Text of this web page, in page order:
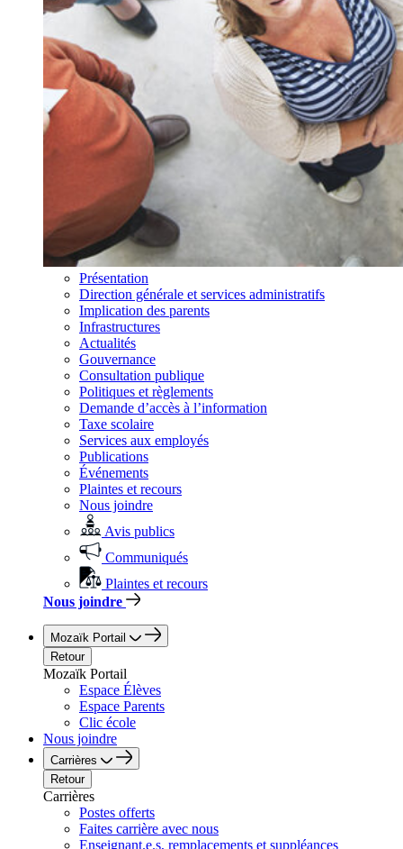
Présentation
Direction générale et services administratifs
Implication des parents
Infrastructures
Actualités
Gouvernance
Consultation publique
Politiques et règlements
Demande d’accès à l’information
Taxe scolaire
Services aux employés
Publications
Événements
Plaintes et recours
Nous joindre
Avis publics
Communiqués
Plaintes et recours
Nous joindre
Mozaïk Portail
Retour
Mozaïk Portail
Espace Élèves
Espace Parents
Clic école
Nous joindre
Carrières
Retour
Carrières
Postes offerts
Faites carrière avec nous
Enseignant.e.s, remplacements et suppléances